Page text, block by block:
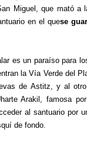
Miguel, que mató
en el quese
es un paraíso para
la Vía Verde del
de Astitz, y al
Arakil, famosa
al santuario por
de fondo.